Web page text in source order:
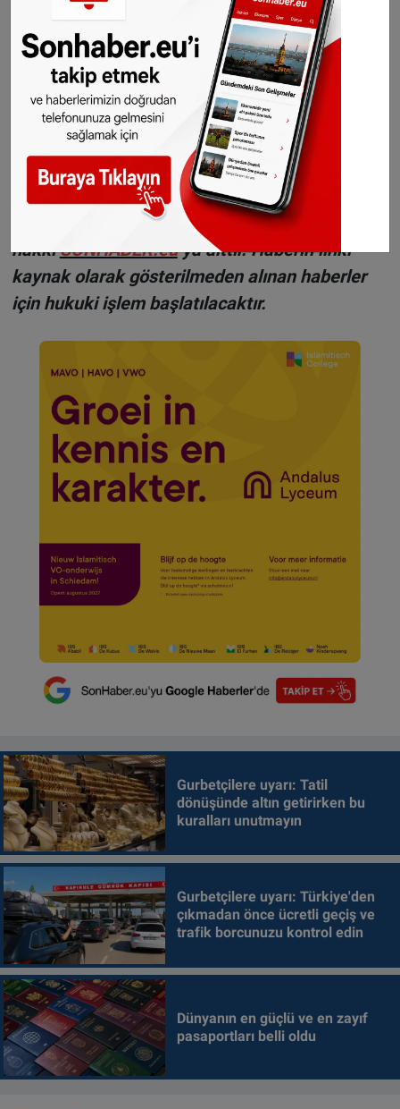
Haberlerimizi gram
ve
TikTokhesaplarımızdan da takip edebilirsiniz.
WhatsAppta ücretsiz bültenimize abone olun,
Hollanda ve diğer Avrupa ülkeleri gündeminden
seçtiğimiz haberler her gün telefonunuza
gelsin!Abone olmak için tıklayın
Sitemizde yayımlanan haberlerin her türlü
hakkıSONHABER.eu’ya aittir. Haberin linki
kaynak olarak gösterilmeden alınan haberler
için hukuki işlem başlatılacaktır.
Gurbetçilere uyarı: Tatil
dönüşünde altın getirirken bu
kuralları unutmayın
Gurbetçilere uyarı: Türkiye'den
çıkmadan önce ücretli geçiş ve
trafik borcunuzu kontrol edin
Dünyanın en güçlü ve en zayıf
pasaportları belli oldu